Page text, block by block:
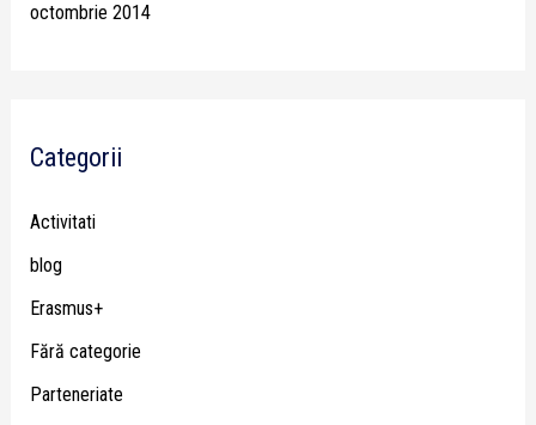
octombrie 2014
Categorii
Activitati
blog
Erasmus+
Fără categorie
Parteneriate